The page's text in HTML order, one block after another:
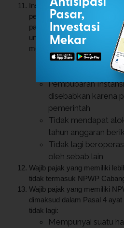
Instansi pemerintah yang
persyaratan sebagai
pajak sesuai dengan
undangan di bidang
mengalami kondisi sebagai
Tidak lagi
Pembubaran
disebabkan karena
pemerintah
Tidak mendapat
tahun anggaran
Tidak lagi
oleh sebab lain
Wajib pajak yang memiliki
tidak termasuk NPWP
Wajib pajak yang memiliki
dimaksud dalam Pasal 4
tidak lagi:
Mempunyai suatu